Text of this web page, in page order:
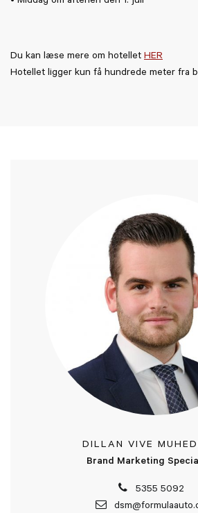
Du kan læse mere om hotellet HER
Hotellet ligger kun få hundrede meter fra
DILLAN VIVE
Brand Marketing
5355 5092